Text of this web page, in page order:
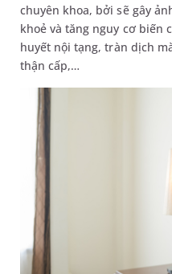
chuyên khoa, bởi sẽ gây
khoẻ và tăng nguy cơ biến
huyết nội tạng, tràn dịch
thận cấp,…